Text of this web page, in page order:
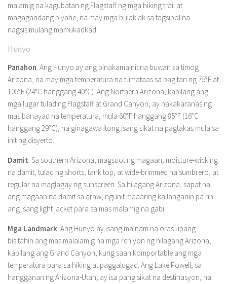
malamig na kagubatan ng Flagstaff ng mga hiking trail at
magagandang biyahe, na may mga bulaklak sa tagsibol na
nagsisimulang mamukadkad.
Hunyo
Panahon: Ang Hunyo ay ang pinakamainit na buwan sa timog
Arizona, na may mga temperatura na tumataas sa pagitan ng 75°F at
105°F (24°C hanggang 40°C). Ang Northern Arizona, kabilang ang
mga lugar tulad ng Flagstaff at Grand Canyon, ay nakakaranas ng
mas banayad na temperatura, mula 60°F hanggang 85°F (16°C
hanggang 29°C), na ginagawa itong isang sikat na pagtakas mula sa
init ng disyerto.
Damit: Sa southern Arizona, magsuot ng magaan, moisture-wicking
na damit, tulad ng shorts, tank top, at wide-brimmed na sumbrero, at
regular na maglagay ng sunscreen. Sa hilagang Arizona, sapat na
ang magaan na damit sa araw, ngunit maaaring kailanganin pa rin
ang isang light jacket para sa mas malamig na gabi.
Mga Landmark: Ang Hunyo ay isang mainam na oras upang
bisitahin ang mas malalamig na mga rehiyon ng hilagang Arizona,
kabilang ang Grand Canyon, kung saan komportable ang mga
temperatura para sa hiking at paggalugad. Ang Lake Powell, sa
hangganan ng Arizona-Utah, ay isa pang sikat na destinasyon, na